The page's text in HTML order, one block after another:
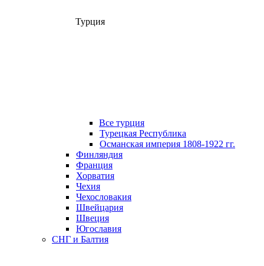
Турция
Все турция
Турецкая Республика
Османская империя 1808-1922 гг.
Финляндия
Франция
Хорватия
Чехия
Чехословакия
Швейцария
Швеция
Югославия
СНГ и Балтия